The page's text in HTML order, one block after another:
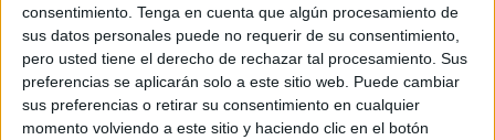
consentimiento. Tenga en cuenta que algún procesamiento de
sus datos personales puede no requerir de su consentimiento,
pero usted tiene el derecho de rechazar tal procesamiento. Sus
preferencias se aplicarán solo a este sitio web. Puede cambiar
sus preferencias o retirar su consentimiento en cualquier
momento volviendo a este sitio y haciendo clic en el botón
SEGUIR LEYENDO